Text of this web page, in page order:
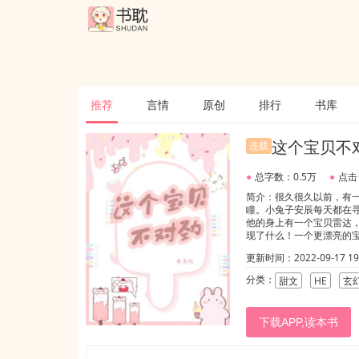
推荐 言情 原创 排行 书库
连载 这个宝贝不
● 总字数：0.5万 ● 点
简介：很久很久以前，有
瞳。小兔子安辰每天都在
他的身上有一个宝贝雷达
现了什么！一个更漂亮的
有些反光，是什么东西？
人......怎么是星语兔！那
的世界。】【内敛温柔扮
更新时间：2022-09-17
分类： 甜文 HE 玄
下载APP,读本书